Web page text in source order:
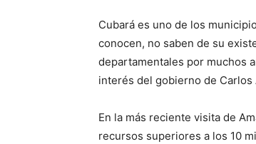
Cubará es uno de los
conocen, no saben de su
departamentales por muchos
interés del gobierno de Carlos
En la más reciente visita de
recursos superiores a los 10